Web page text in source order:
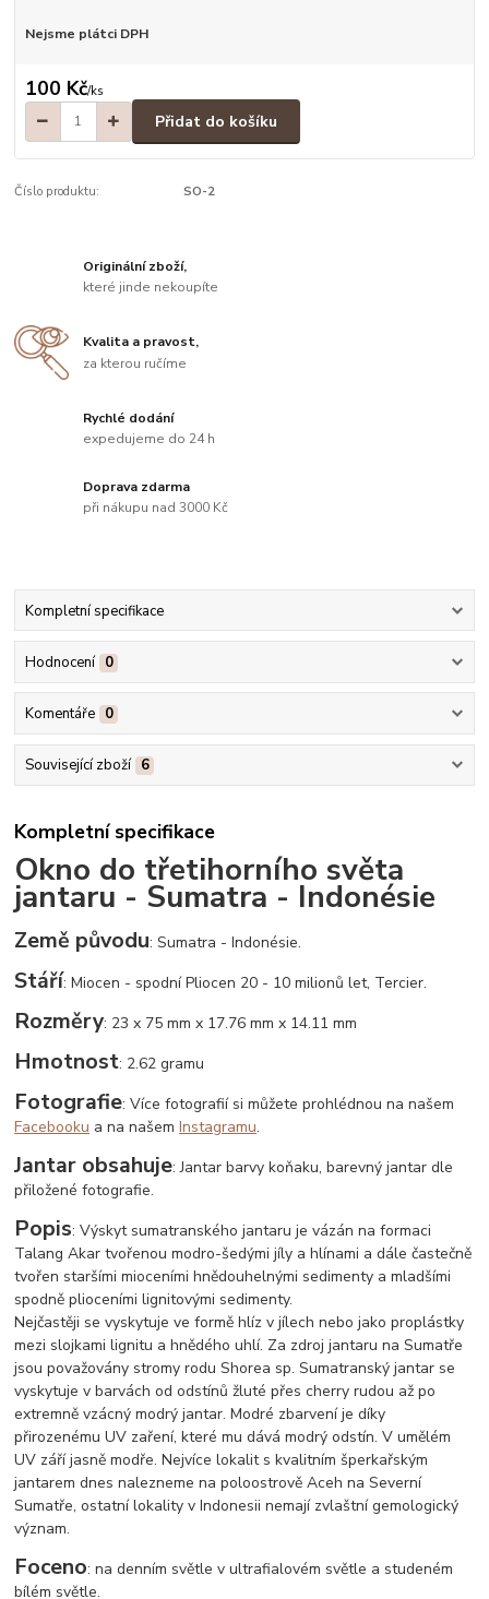
Nejsme plátci DPH
100 Kč/ks
Přidat do košíku
Číslo produktu: SO-2
Originální zboží,
které jinde nekoupíte
Kvalita a pravost,
za kterou ručíme
Rychlé dodání
expedujeme do 24 h
Doprava zdarma
při nákupu nad 3000 Kč
Kompletní specifikace
Hodnocení 0
Komentáře 0
Související zboží 6
Kompletní specifikace
Okno do třetihorního světa
jantaru - Sumatra - Indonésie
Země původu: Sumatra - Indonésie.
Stáří: Miocen - spodní Pliocen 20 - 10 milionů let, Tercier.
Rozměry: 23 x 75 mm x 17.76 mm x 14.11 mm
Hmotnost: 2.62 gramu
Fotografie: Více fotografií si můžete prohlédnou na našem
Facebooku a na našemInstagramu.
Jantar obsahuje: Jantar barvy koňaku, barevný jantar dle
přiložené fotografie.
Popis: Výskyt sumatranského jantaru je vázán na formaci
Talang Akar tvořenou modro-šedými jíly a hlínami a dále častečně
tvořen staršími mioceními hnědouhelnými sedimenty a mladšími
spodně plioceními lignitovými sedimenty.
Nejčastěji se vyskytuje ve formě hlíz v jílech nebo jako proplástky
mezi slojkami lignitu a hnědého uhlí. Za zdroj jantaru na Sumatře
jsou považovány stromy rodu Shorea sp. Sumatranský jantar se
vyskytuje v barvách od odstínů žluté přes cherry rudou až po
extremně vzácný modrý jantar. Modré zbarvení je díky
přirozenému UV zaření, které mu dává modrý odstín. V umělém
UV září jasně modře. Nejvíce lokalit s kvalitním šperkařským
jantarem dnes nalezneme na poloostrově Aceh na Severní
Sumatře, ostatní lokality v Indonesii nemají zvlaštní gemologický
význam.
Foceno: na denním světle v ultrafialovém světle a studeném
bílém světle.